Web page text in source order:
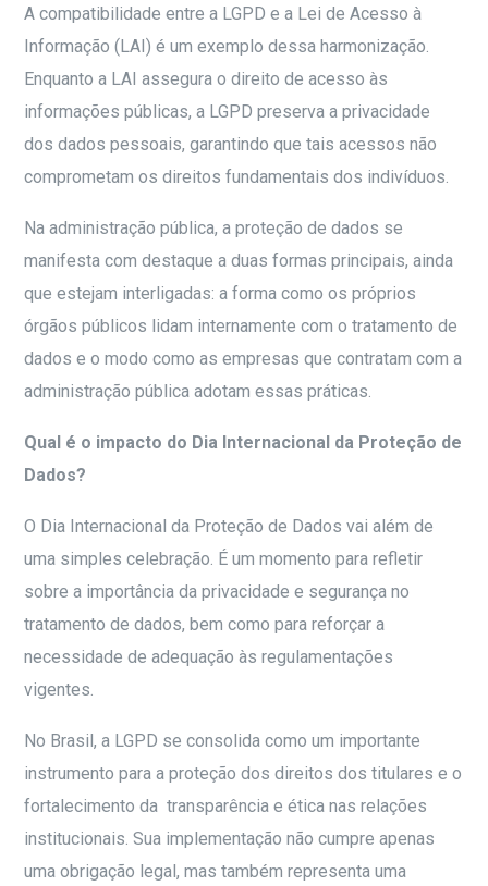
A compatibilidade entre a LGPD e a Lei de Acesso à
Informação (LAI) é um exemplo dessa harmonização.
Enquanto a LAI assegura o direito de acesso às
informações públicas, a LGPD preserva a privacidade
dos dados pessoais, garantindo que tais acessos não
comprometam os direitos fundamentais dos indivíduos.
Na administração pública, a proteção de dados se
manifesta com destaque a duas formas principais, ainda
que estejam interligadas: a forma como os próprios
órgãos públicos lidam internamente com o tratamento de
dados e o modo como as empresas que contratam com a
administração pública adotam essas práticas.
Qual é o impacto do Dia Internacional da Proteção de
Dados?
O Dia Internacional da Proteção de Dados vai além de
uma simples celebração. É um momento para refletir
sobre a importância da privacidade e segurança no
tratamento de dados, bem como para reforçar a
necessidade de adequação às regulamentações
vigentes.
No Brasil, a LGPD se consolida como um importante
instrumento para a proteção dos direitos dos titulares e o
fortalecimento da transparência e ética nas relações
institucionais. Sua implementação não cumpre apenas
uma obrigação legal, mas também representa uma